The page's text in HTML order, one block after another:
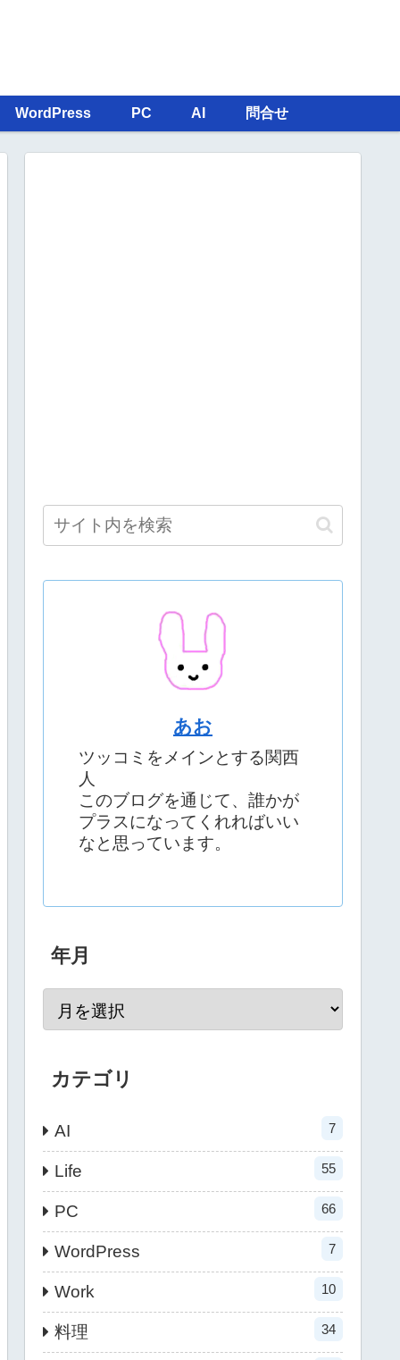
WordPress PC AI 問合せ
あお
ツッコミをメインとする関西
人
このブログを通じて、誰かが
プラスになってくれればいい
なと思っています。
年月
カテゴリ
AI 7
Life 55
PC 66
WordPress 7
Work 10
料理 34